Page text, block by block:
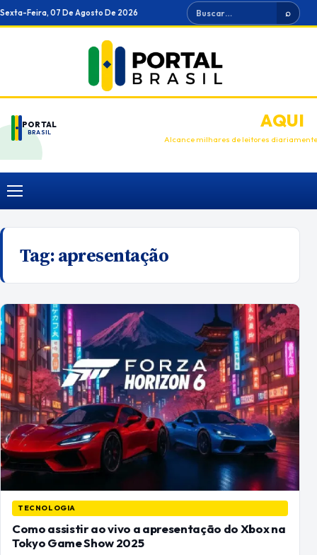
Ir
para
Sexta-Feira, 07 De Agosto De 2026 Buscar ⌕
PORTAL
BRASIL
ANUNCIEAQUI
Alcance milhares de leitores diariamente
Menu
Tag:apresentação
TECNOLOGIA
Como assistir ao vivo a apresentação do Xbox na
Tokyo Game Show 2025